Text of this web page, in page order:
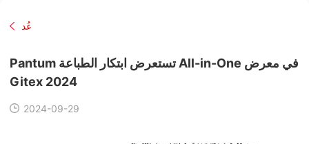
عُد
Pantum تستعرض ابتكار الطباعة All-in-One في معرض
Gitex 2024
2024-09-29